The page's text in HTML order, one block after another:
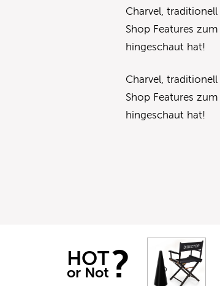
Charvel,
Shop Features
hingeschaut hat!
Charvel,
Shop Features
hingeschaut hat!
HOT
or Not ?